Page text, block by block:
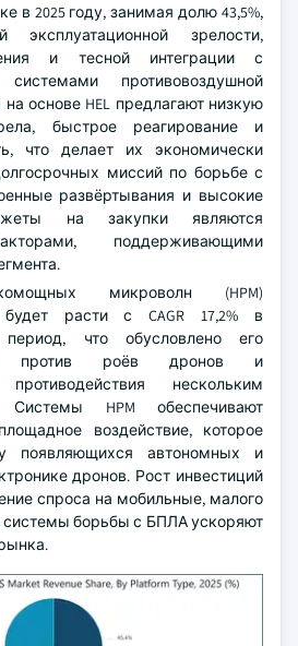
в 2025 году, занимая долю 43,5%,
эксплуатационной зрелости,
и тесной интеграции с
противовоздушной
основе HEL предлагают низкую
быстрое реагирование и
что делает их экономически
миссий по борьбе с
развёртывания и высокие
на закупки являются
поддерживающими
микроволн (HPM)
расти с CAGR 17,2% в
период, что обусловлено его
против роёв дронов и
противодействия нескольким
HPM обеспечивают
воздействие, которое
появляющихся автономных и
дронов. Рост инвестиций
спроса на мобильные, малого
системы борьбы с БПЛА ускоряют